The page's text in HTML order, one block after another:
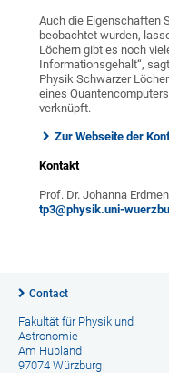
Auch die Eigenschaften
beobachtet wurden,
Löchern gibt es noch
Informationsgehalt“,
Physik Schwarzer
eines
verknüpft.
Zur Webseite der
Kontakt
Prof. Dr. Johanna
tp3@physik.uni-
Contact
Fakultät für Physik und
Astronomie
Am Hubland
97074 Würzburg